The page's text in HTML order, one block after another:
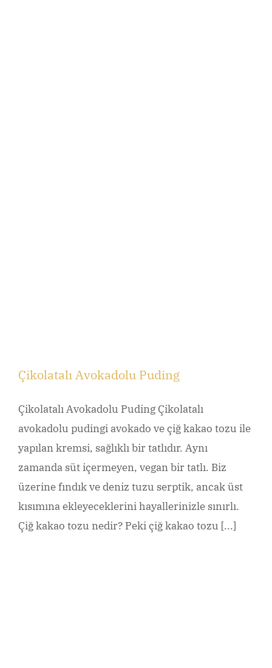
Çikolatalı Avokadolu Puding
Çikolatalı Avokadolu Puding Çikolatalı
avokadolu pudingi avokado ve çiğ kakao tozu ile
yapılan kremsi, sağlıklı bir tatlıdır. Aynı
zamanda süt içermeyen, vegan bir tatlı. Biz
üzerine fındık ve deniz tuzu serptik, ancak üst
kısımına ekleyeceklerini hayallerinizle sınırlı.
Çiğ kakao tozu nedir? Peki çiğ kakao tozu [...]